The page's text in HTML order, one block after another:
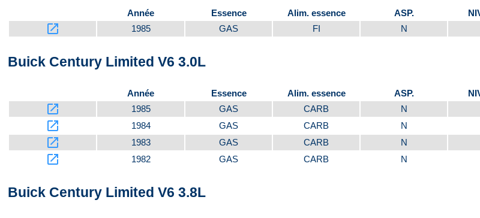
Année Essence Alim. essence ASP.
launch 1985 GAS FI N
Buick Century Limited V6 3.0L
Année Essence Alim. essence ASP.
launch 1985 GAS CARB N
launch 1984 GAS CARB N
launch 1983 GAS CARB N
launch 1982 GAS CARB N
Buick Century Limited V6 3.8L